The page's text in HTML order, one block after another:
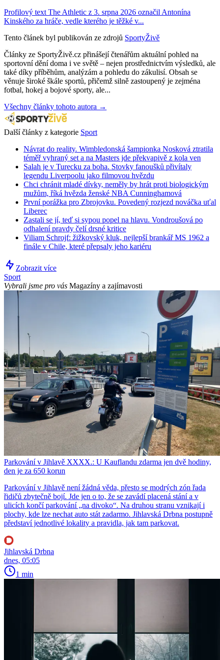
Profilový text The Athletic z 3. srpna 2026 označil Antonína
Kinského za hráče, vedle kterého je těžké v...
Tento článek byl publikován ze zdrojů SportyŽivě
Články ze SportyŽivě.cz přinášejí čtenářům aktuální pohled na
sportovní dění doma i ve světě – nejen prostřednictvím výsledků, ale
také díky příběhům, analýzám a pohledu do zákulisí. Obsah se
věnuje široké škále sportů, přičemž silně zastoupený je zejména
fotbal, hokej a bojové sporty, ale...
Všechny články tohoto autora →
Další články z kategorie Sport
Návrat do reality. Wimbledonská šampionka Nosková ztratila
téměř vyhraný set a na Masters jde překvapivě z kola ven
Salah je v Turecku za boha. Stovky fanoušků přivítaly
legendu Liverpoolu jako filmovou hvězdu
Chci chránit mladé dívky, neměly by hrát proti biologickým
mužům, říká hvězda ženské NBA Cunninghamová
První porážka pro Zbrojovku. Povedený rozjezd nováčka uťal
Liberec
Zastali se jí, teď si sypou popel na hlavu. Vondroušová po
odhalení pravdy čelí drsné kritice
Viliam Schrojf: žižkovský kluk, nejlepší brankář MS 1962 a
finále v Chile, které přepsaly jeho kariéru
Zobrazit více
Sport
Vybrali jsme pro vás Magazíny a zajímavosti
Parkování v Jihlavě XXXX.: U Kauflandu zdarma jen dvě hodiny,
den je za 650 korun
Parkování v Jihlavě není žádná věda, přesto se modrých zón řada
řidičů zbytečně bojí. Jde jen o to, že se zavádí placená stání a v
ulicích končí parkování „na divoko“. Na druhou stranu vznikají i
plochy, kde lze nechat auto stát zadarmo. Jihlavská Drbna postupně
představí jednotlivé lokality a pravidla, jak tam parkovat.
Jihlavská Drbna
dnes, 05:05
1 min